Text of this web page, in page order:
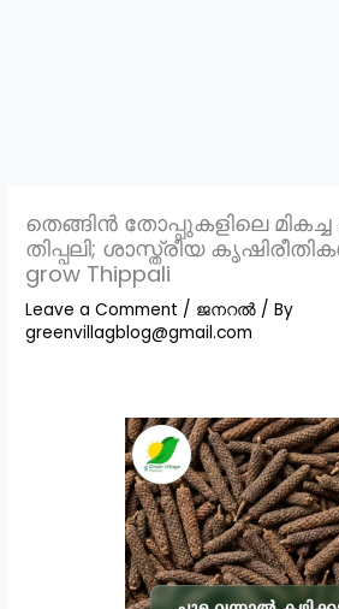
തെങ്ങിൻ തോപ്പുകളിലെ
തിപ്പലി; ശാസ്ത്രീയ
grow Thippali
Leave a Comment / ജനറൽ / By
greenvillagblog@gmail.com